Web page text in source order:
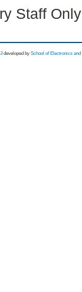
Staff
developed by School of Electronics